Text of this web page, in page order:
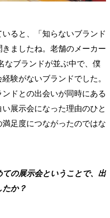
いると、「知らないブランド
ましたね。老舗のメーカー
なブランドが並ぶ中で、僕
験がないブランドでした。
ドとの出会いが同時にある
展示会になった理由のひと
足度につながったのではな
の展示会ということで、出
たか？